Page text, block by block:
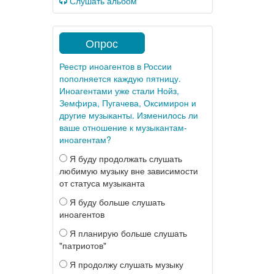
Опрос
Реестр иноагентов в России
пополняется каждую пятницу.
Иноагентами уже стали Нойз,
Земфира, Пугачева, Оксимирон и
другие музыканты. Изменилось ли
ваше отношение к музыкантам-
иноагентам?
Я буду продолжать слушать
любимую музыку вне зависимости
от статуса музыканта
Я буду больше слушать
иноагентов
Я планирую больше слушать
"патриотов"
Я продолжу слушать музыку